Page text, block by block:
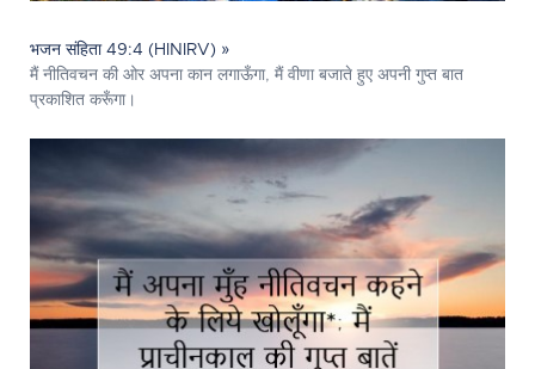
भजन संहिता 49:4 (HINIRV) »
मैं नीतिवचन की ओर अपना कान लगाऊँगा, मैं वीणा बजाते हुए अपनी गुप्त बात
प्रकाशित करूँगा।